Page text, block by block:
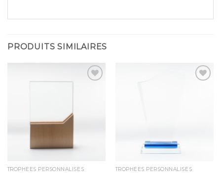
PRODUITS SIMILAIRES
TROPHÉES PERSONNALISÉS TROPHÉES PERSONNALISÉS